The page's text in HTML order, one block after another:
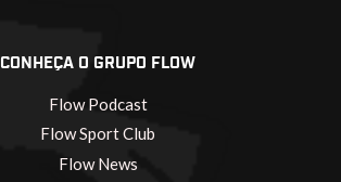
CONHEÇA O GRUPO FLOW
Flow Podcast
Flow Sport Club
Flow News